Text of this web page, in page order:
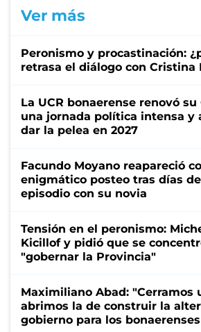
Ver más
Peronismo y procastinación:
retrasa el diálogo con Cristina
La UCR bonaerense renovó
una jornada política intensa y
dar la pelea en 2027
Facundo Moyano reapareció
enigmático posteo tras días
episodio con su novia
Tensión en el peronismo:
Kicillof y pidió que se
"gobernar la Provincia"
Maximiliano Abad: "Cerramos
abrimos la de construir la
gobierno para los